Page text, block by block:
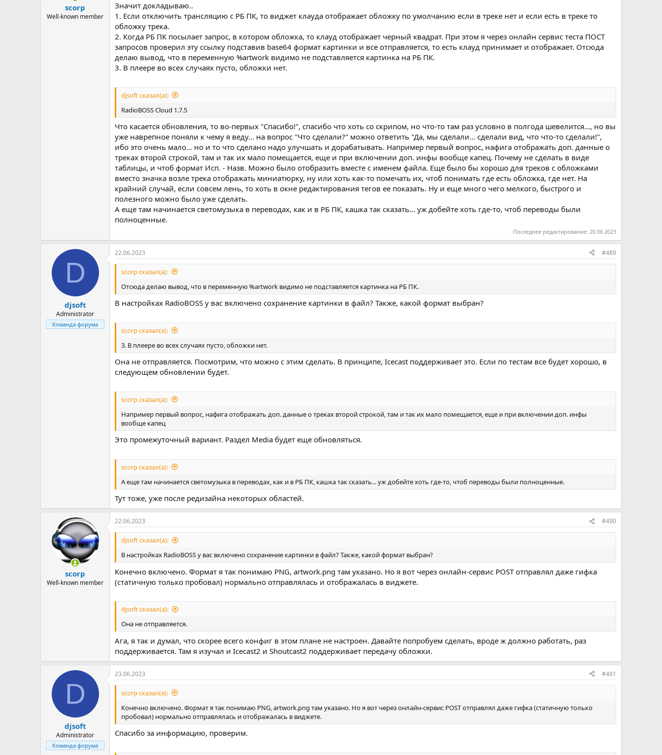
scorp
Well-known member
Значит докладываю..
1. Если отключить трансляцию с РБ ПК, то виджет клауда отображает обложку по умолчанию если в треке нет и если есть в треке то
обложку трека.
2. Когда РБ ПК посылает запрос, в котором обложка, то клауд отображает черный квадрат. При этом я через онлайн сервис теста ПОСТ
запросов проверил эту ссылку подставив base64 формат картинки и все отправляется, то есть клауд принимает и отображает. Отсюда
делаю вывод, что в переменную %artwork видимо не подставляется картинка на РБ ПК.
3. В плеере во всех случаях пусто, обложки нет.
djsoft сказал(а):
RadioBOSS Cloud 1.7.5
Что касается обновления, то во-первых "Спасибо!", спасибо что хоть со скрипом, но что-то там раз условно в полгода шевелится..., но вы
уже наврепное поняли к чему я веду... на вопрос "Что сделали?" можно ответить "Да, мы сделали... сделали вид, что что-то сделали!",
ибо это очень мало... но и то что сделано надо улучшать и дорабатывать. Например первый вопрос, нафига отображать доп. данные о
треках второй строкой, там и так их мало помещается, еще и при включении доп. инфы вообще капец. Почему не сделать в виде
таблицы, и чтоб формат Исп. - Назв. Можно было отобразить вместе с именем файла. Еще было бы хорошо для треков с обложками
вместо значка возле трека отображать миниатюрку, ну или хоть как-то помечать их, чтоб понимать где есть обложка, где нет. На
крайний случай, если совсем лень, то хоть в окне редактирования тегов ее показать. Ну и еще много чего мелкого, быстрого и
полезного можно было уже сделать.
А еще там начинается светомузыка в переводах, как и в РБ ПК, кашка так сказать... уж добейте хоть где-то, чтоб переводы были
полноценные.
Последнее редактирование: 20.06.2023
D
djsoft
Administrator
Команда форума
22.06.2023 #489
scorp сказал(а):
Отсюда делаю вывод, что в переменную %artwork видимо не подставляется картинка на РБ ПК.
В настройках RadioBOSS у вас включено сохранение картинки в файл? Также, какой формат выбран?
scorp сказал(а):
3. В плеере во всех случаях пусто, обложки нет.
Она не отправляется. Посмотрим, что можно с этим сделать. В принципе, Icecast поддерживает это. Если по тестам все будет хорошо, в
следующем обновлении будет.
scorp сказал(а):
Например первый вопрос, нафига отображать доп. данные о треках второй строкой, там и так их мало помещается, еще и при включении доп. инфы
вообще капец
Это промежуточный вариант. Раздел Media будет еще обновляться.
scorp сказал(а):
А еще там начинается светомузыка в переводах, как и в РБ ПК, кашка так сказать... уж добейте хоть где-то, чтоб переводы были полноценные.
Тут тоже, уже после редизайна некоторых областей.
scorp
Well-known member
22.06.2023 #490
djsoft сказал(а):
В настройках RadioBOSS у вас включено сохранение картинки в файл? Также, какой формат выбран?
Конечно включено. Формат я так понимаю PNG, artwork.png там указано. Но я вот через онлайн-сервис POST отправлял даже гифка
(статичную только пробовал) нормально отправлялась и отображалась в виджете.
djsoft сказал(а):
Она не отправляется.
Ага, я так и думал, что скорее всего конфиг в этом плане не настроен. Давайте попробуем сделать, вроде ж должно работать, раз
поддерживается. Там я изучал и Icecast2 и Shoutcast2 поддерживает передачу обложки.
D
djsoft
Administrator
Команда форума
23.06.2023 #491
scorp сказал(а):
Конечно включено. Формат я так понимаю PNG, artwork.png там указано. Но я вот через онлайн-сервис POST отправлял даже гифка (статичную только
пробовал) нормально отправлялась и отображалась в виджете.
Спасибо за информацию, проверим.